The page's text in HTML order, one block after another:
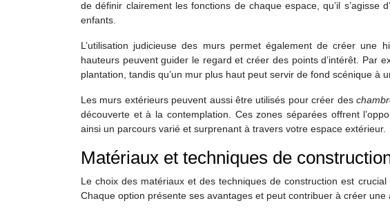
de définir clairement les fonctions de chaque espace, qu’il s’agisse
enfants.
L’utilisation judicieuse des murs permet également de créer une
hauteurs peuvent guider le regard et créer des points d’intérêt. Par
plantation, tandis qu’un mur plus haut peut servir de fond scénique à
Les murs extérieurs peuvent aussi être utilisés pour créer des
découverte et à la contemplation. Ces zones séparées offrent
ainsi un parcours varié et surprenant à travers votre espace extérieur.
Matériaux et techniques de
Le choix des matériaux et des techniques de construction est
Chaque option présente ses avantages et peut contribuer à créer une